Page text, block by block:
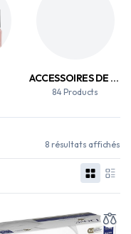
ACCESSOIRES DE MAQUILLAGE
84 Products
8 résultats affichés